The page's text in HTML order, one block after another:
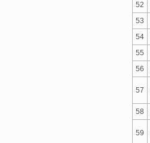
52
53
54
55
56
57
58
59